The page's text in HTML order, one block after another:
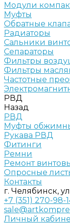
Модули
Муфты
Обратные
Радиаторы
Сальники
Сепараторы
Фильтры
Фильтры
Частотные
РВД
Назад
РВД
Муфты
Рукава РВД
Фитинги
Ремни
Ремонт
Опросные
Контакты
г. Челябинск,
+7 (351) 270-98-
Личный